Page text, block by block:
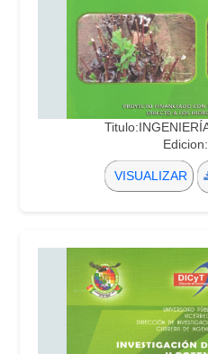
VISUALIZAR